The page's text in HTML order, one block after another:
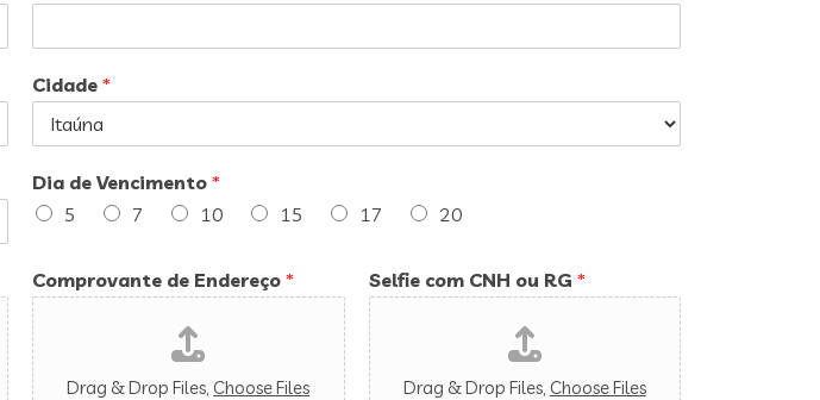
Cidade *
Dia de Vencimento *
5
7 10 15 17 20
Comprovante de Endereço *
Drag & Drop Files, Choose Files
Selfie com CNH ou RG *
Drag & Drop Files, Choose Files